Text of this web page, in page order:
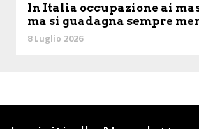
In Italia occupazione ai
ma si guadagna sempre
8 Luglio 2026